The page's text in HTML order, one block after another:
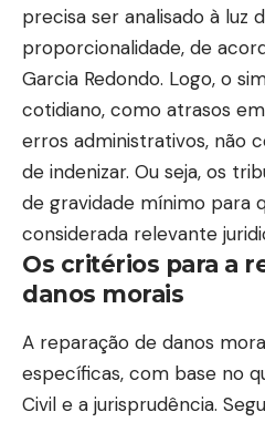
precisa ser analisado à luz
proporcionalidade, de
Garcia Redondo. Logo, o
cotidiano, como atrasos
erros administrativos, não
de indenizar. Ou seja, os
de gravidade mínimo para
considerada relevante
Os critérios para a
danos morais
A reparação de danos
específicas, com base no
Civil e a jurisprudência.